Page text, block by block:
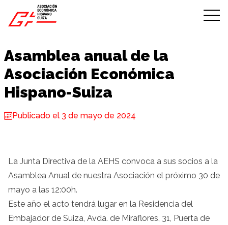
Skip to content
Asamblea anual de la
Asociación Económica
Hispano-Suiza
Publicado el 3 de mayo de 2024
La Junta Directiva de la AEHS convoca a sus socios a la
Asamblea Anual de nuestra Asociación el próximo 30 de
mayo a las 12:00h.
Este año el acto tendrá lugar en la Residencia del
Embajador de Suiza, Avda. de Miraflores, 31, Puerta de